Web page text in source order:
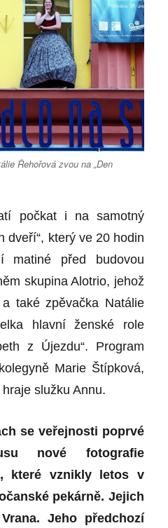
Řehořová zvou na „Den
počkat i na samotný
dveří“, který ve 20 hodin
matiné před budovou
skupina Alotrio, jehož
také zpěvačka Natálie
hlavní ženské role
z Újezdu“. Program
Marie Štípková,
služku Annu.
se veřejnosti poprvé
nové fotografie
které vznikly letos v
pekárně. Jejich
Jeho předchozí